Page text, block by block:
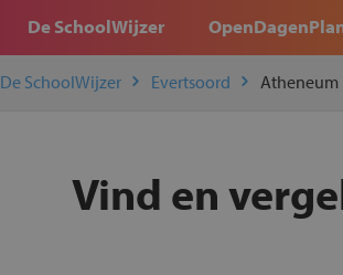
De SchoolWijzer
De SchoolWijzer Evertsoord Atheneum
Vind en